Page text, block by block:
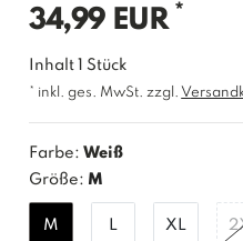
34,99 EUR *
Inhalt1Stück
* inkl. ges. MwSt. zzgl.
Farbe:Weiß
Größe: M
M L XL